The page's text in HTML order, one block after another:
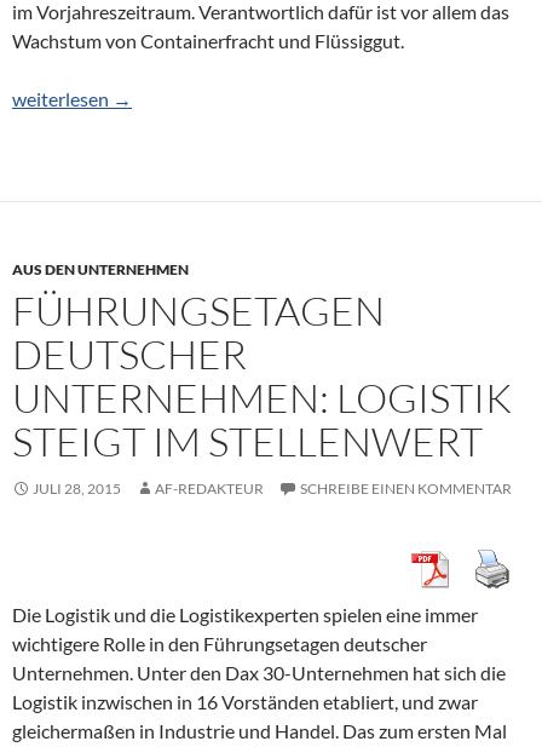
im Vorjahreszeitraum. Verantwortlich dafür ist vor allem das
Wachstum von Containerfracht und Flüssiggut.
Hafen Antwerpen verzeichnet starkes erstes Halbjahr 2015
weiterlesen →
AUS DEN UNTERNEHMEN
FÜHRUNGSETAGEN
DEUTSCHER
UNTERNEHMEN: LOGISTIK
STEIGT IM STELLENWERT
JULI 28, 2015 AF-REDAKTEUR SCHREIBE EINEN KOMMENTAR
Die Logistik und die Logistikexperten spielen eine immer
wichtigere Rolle in den Führungsetagen deutscher
Unternehmen. Unter den Dax 30-Unternehmen hat sich die
Logistik inzwischen in 16 Vorständen etabliert, und zwar
gleichermaßen in Industrie und Handel. Das zum ersten Mal